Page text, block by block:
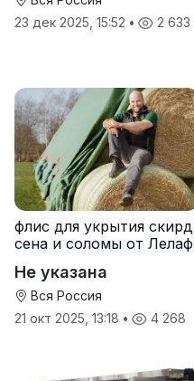
23 дек 2025, 15:52 • 2 633
флис для укрытия скирд
сена и соломы от Лелаф
Не указана
Вся Россия
21 окт 2025, 13:18 • 4 268